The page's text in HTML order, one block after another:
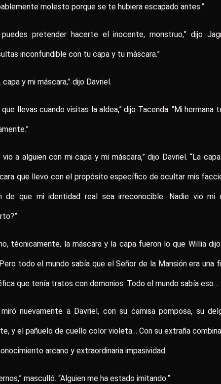
molesto porque se te hubiera escapado antes.”
puedes pretender hacerte el inocente, monstruo,” dijo
inconfundible con tu capa y tu máscara.”
capa y mi máscara,” dijo Davriel.
que llevas cuando visitas la aldea,” dijo Tacenda. “Mi hermana
vio a alguien con mi capa y mi máscara,” dijo Davriel. “La
que llevo con el propósito específico de ocultar mis
de que mi identidad real sea irreconocible. Nadie vio mi
técnicamente, la máscara y la capa fueron lo que Willia
todo el mundo sabía que el Señor de la Mansión era una
que tenía tratos con demonios. Todo el mundo sabía eso…
nuevamente a Davriel, con su camisa pomposa, su
y el pañuelo de cuello color violeta… Con su extraña
arcano y extraordinaria impasividad.
masculló. “Alguien me ha estado imitando.”